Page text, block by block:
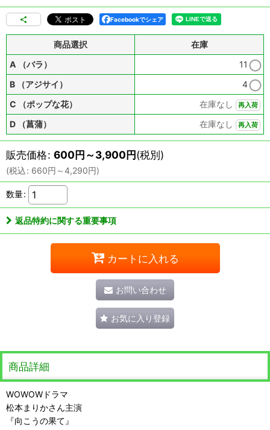
Facebookでシェア
商品選択
在庫
A （バラ）
11
B （アジサイ）
4
C （ポップな花）
在庫なし 再入荷
D （菖蒲） 在庫なし 再入荷
販売価格: 600円～3,900円(税別)
(税込: 660円 ～4,290円)
数量:
返品特約に関する重要事項
カートに入れる
お問い合わせ
お気に入り登録
商品詳細
WOWOWドラマ
松本まりかさん主演
『向こうの果て』